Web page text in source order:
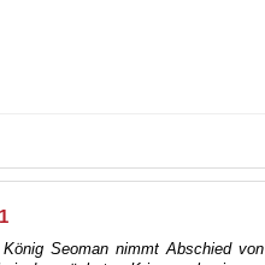
Seoman nimmt Abschied von